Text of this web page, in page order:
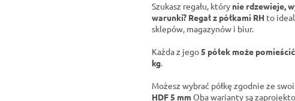
Szukasz regału, który nie rdzewieje,
warunki? Regał z półkami RH to
sklepów, magazynów i biur.
Każda z jego5 półek może
kg.
Możesz wybrać półkę zgodnie ze
HDF 5 mmOba warianty są